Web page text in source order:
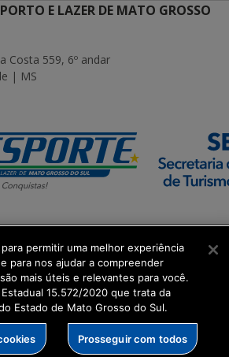
E LAZER DE MATO GROSSO
Costa 559, 6º andar
| MS
permitir uma melhor experiência
para nos ajudar a compreender
mais úteis e relevantes para você.
15.572/2020 que trata da
Estado de Mato Grosso do Sul.
Prosseguir com todos